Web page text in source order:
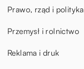
Prawo, rząd i polityka
Przemysł i rolnictwo
Reklama i druk